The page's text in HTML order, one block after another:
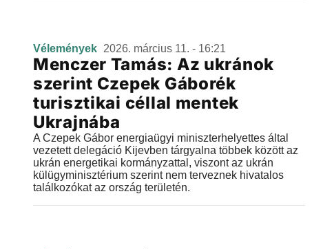
Vélemények 2026. március 11. - 16:21
Menczer Tamás: Az ukránok
szerint Czepek Gáborék
turisztikai céllal mentek
Ukrajnába
A Czepek Gábor energiaügyi miniszterhelyettes által
vezetett delegáció Kijevben tárgyalna többek között az
ukrán energetikai kormányzattal, viszont az ukrán
külügyminisztérium szerint nem terveznek hivatalos
találkozókat az ország területén.